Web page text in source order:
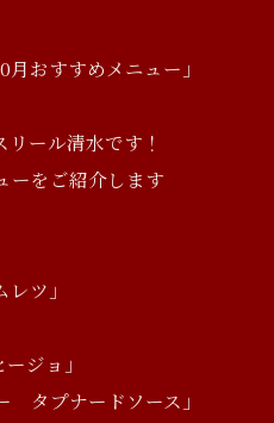
おすすめメニュー」
ール清水です！
ーをご紹介します
ツ」
ジョ」
タプナードソース」